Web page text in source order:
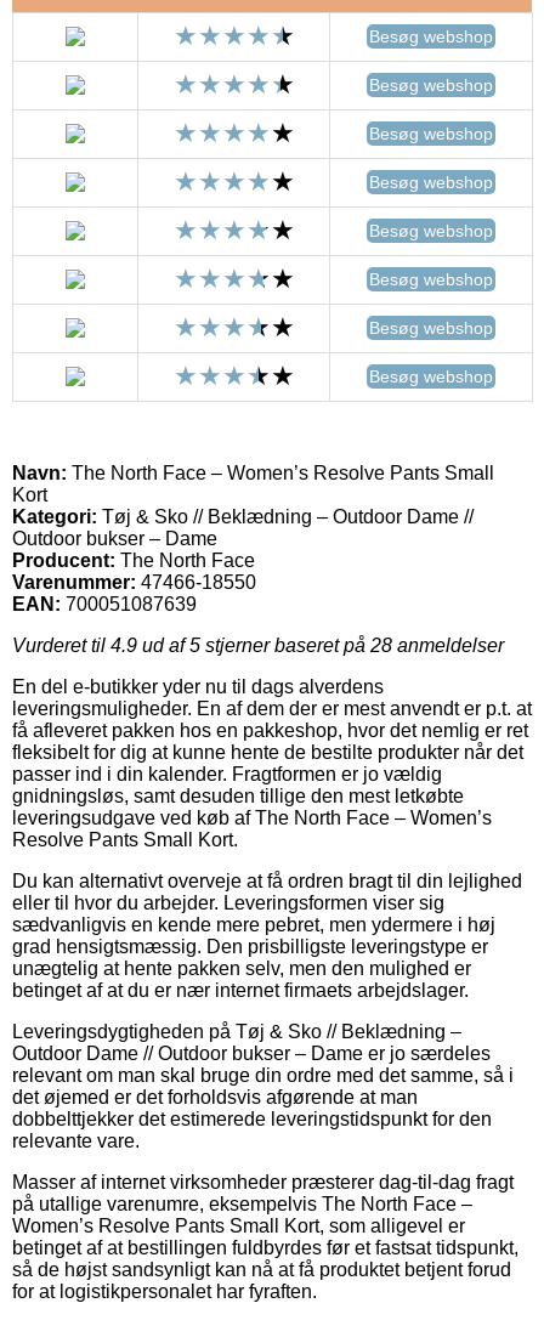
Besøg webshop
Besøg webshop
Besøg webshop
Besøg webshop
Besøg webshop
Besøg webshop
Besøg webshop
Besøg webshop
Navn: The North Face – Women’s Resolve Pants Small
Kort
Kategori: Tøj & Sko // Beklædning – Outdoor Dame //
Outdoor bukser – Dame
Producent: The North Face
Varenummer: 47466-18550
EAN: 700051087639
Vurderet til 4.9 ud af 5 stjerner baseret på 28 anmeldelser
En del e-butikker yder nu til dags alverdens
leveringsmuligheder. En af dem der er mest anvendt er p.t. at
få afleveret pakken hos en pakkeshop, hvor det nemlig er ret
fleksibelt for dig at kunne hente de bestilte produkter når det
passer ind i din kalender. Fragtformen er jo vældig
gnidningsløs, samt desuden tillige den mest letkøbte
leveringsudgave ved køb af The North Face – Women’s
Resolve Pants Small Kort.
Du kan alternativt overveje at få ordren bragt til din lejlighed
eller til hvor du arbejder. Leveringsformen viser sig
sædvanligvis en kende mere pebret, men ydermere i høj
grad hensigtsmæssig. Den prisbilligste leveringstype er
unægtelig at hente pakken selv, men den mulighed er
betinget af at du er nær internet firmaets arbejdslager.
Leveringsdygtigheden på Tøj & Sko // Beklædning –
Outdoor Dame // Outdoor bukser – Dame er jo særdeles
relevant om man skal bruge din ordre med det samme, så i
det øjemed er det forholdsvis afgørende at man
dobbelttjekker det estimerede leveringstidspunkt for den
relevante vare.
Masser af internet virksomheder præsterer dag-til-dag fragt
på utallige varenumre, eksempelvis The North Face –
Women’s Resolve Pants Small Kort, som alligevel er
betinget af at bestillingen fuldbyrdes før et fastsat tidspunkt,
så de højst sandsynligt kan nå at få produktet betjent forud
for at logistikpersonalet har fyraften.